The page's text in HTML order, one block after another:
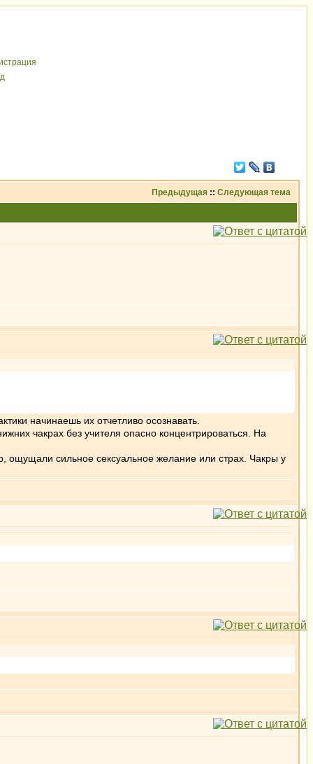
Предыдущая :: Следующая тема
начинаешь их отчетливо осознавать.
чакрах без учителя опасно концентрироваться. На
ощущали сильное сексуальное желание или страх. Чакры у